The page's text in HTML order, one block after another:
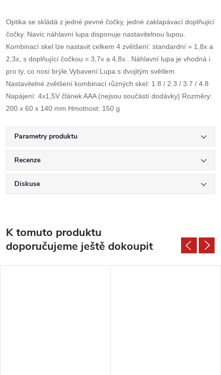
Optika se skládá z jedné pevné čočky, jedné zaklapávací doplňujicí
čočky. Navíc náhlavní lupa disponuje nastavitelnou lupou.
Kombinací skel lze nastavit celkem 4 zvětšení: standardní = 1,8x a
2,3x, s doplňující čočkou = 3,7x a 4,8x.. Náhlavní lupa je vhodná i
pro ty, co nosí brýle.Vybavení:Lupa s dvojitým světlem.
Nastavitelné zvětšení kombinací různých skel: 1.8 / 2.3 / 3.7 / 4.8
Napájení: 4x1,5V článek AAA (nejsou součástí dodávky) Rozměry:
200 x 60 x 140 mm Hmotnost: 150 g
Parametry produktu
Recenze
Diskuse
K tomuto produktu
doporučujeme ještě dokoupit